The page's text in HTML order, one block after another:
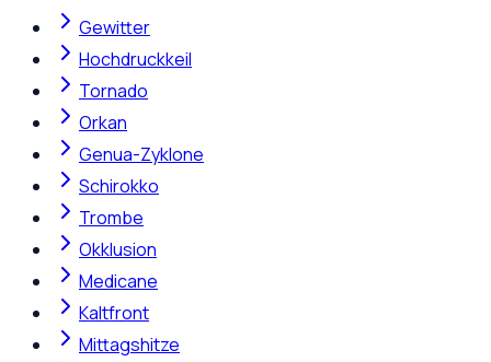
Gewitter
Hochdruckkeil
Tornado
Orkan
Genua-Zyklone
Schirokko
Trombe
Okklusion
Medicane
Kaltfront
Mittagshitze